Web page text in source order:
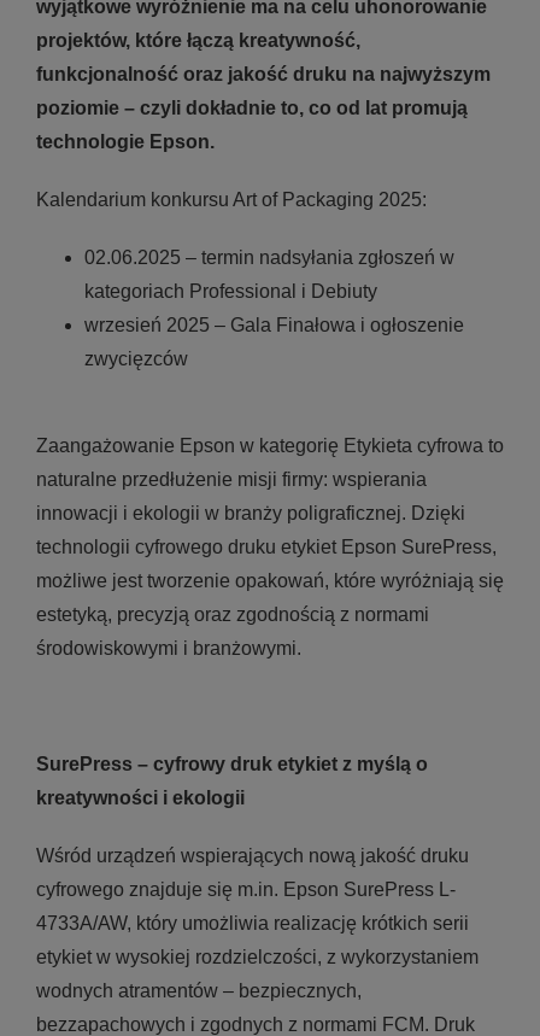
wyjątkowe wyróżnienie ma na celu uhonorowanie
projektów, które łączą kreatywność,
funkcjonalność oraz jakość druku na najwyższym
poziomie – czyli dokładnie to, co od lat promują
technologie Epson.
Kalendarium konkursu Art of Packaging 2025:
02.06.2025 – termin nadsyłania zgłoszeń w
kategoriach Professional i Debiuty
wrzesień 2025 – Gala Finałowa i ogłoszenie
zwycięzców
Zaangażowanie Epson w kategorię Etykieta cyfrowa to
naturalne przedłużenie misji firmy: wspierania
innowacji i ekologii w branży poligraficznej. Dzięki
technologii cyfrowego druku etykiet Epson SurePress,
możliwe jest tworzenie opakowań, które wyróżniają się
estetyką, precyzją oraz zgodnością z normami
środowiskowymi i branżowymi.
SurePress – cyfrowy druk etykiet z myślą o
kreatywności i ekologii
Wśród urządzeń wspierających nową jakość druku
cyfrowego znajduje się m.in. Epson SurePress L-
4733A/AW, który umożliwia realizację krótkich serii
etykiet w wysokiej rozdzielczości, z wykorzystaniem
wodnych atramentów – bezpiecznych,
bezzapachowych i zgodnych z normami FCM. Druk